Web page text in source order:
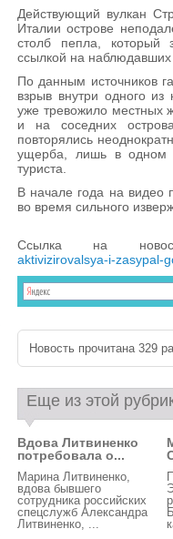
Действующий вулкан
Италии острове
столб пепла, который
ссылкой на
По данным источников
взрыв внутри одного
уже тревожило местных
и на соседних
повторялись
ущерба, лишь в одном
туриста.
В начале года на видео
во время сильного
Ссылка на
aktivizirovalsya-i-zasypal-
Новость прочитана 329
Еще из этой
Вдова Литвиненко
потребовала о...
Марина Литвиненко,
вдова бывшего
сотрудника российских
спецслужб Александра
Литвиненко, ...